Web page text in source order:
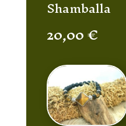
Shamballa
20,00€